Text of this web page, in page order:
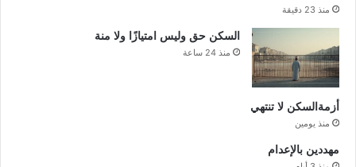
منذ 23 دقيقة
السكن حق وليس امتيازًا ولا منة
منذ 24 ساعة
أزمةالسكن لا تنتهي
منذ يومين
مهددين بالإعدام